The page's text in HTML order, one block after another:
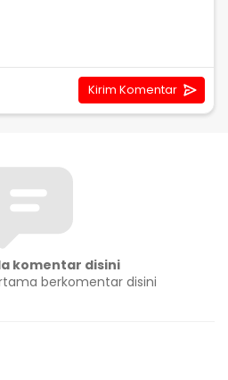
komentar disini
berkomentar disini